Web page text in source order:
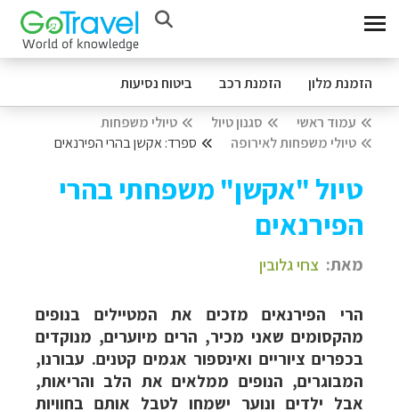
הזמנת מלון הזמנת רכב ביטוח נסיעות
עמוד ראשי סגנון טיול
טיולי משפחות
טיולי משפחות לאירופה
ספרד: אקשן בהרי הפירנאים
טיול "אקשן" משפחתי בהרי
הפירנאים
מאת: צחי גלובין
הרי הפירנאים מזכים את המטיילים בנופים
מהקסומים שאני מכיר, הרים מיוערים, מנוקדים
בכפרים ציוריים ואינספור אגמים קטנים. עבורנו,
המבוגרים, הנופים ממלאים את הלב והריאות,
אבל ילדים ונוער ישמחו לטבל אותם בחוויות